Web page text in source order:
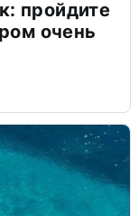
пройдите
очень